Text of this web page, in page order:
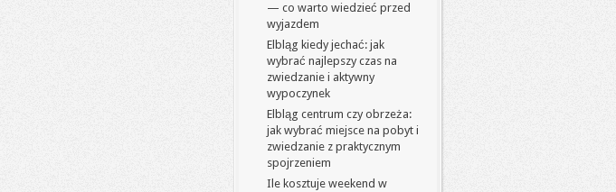
— co warto wiedzieć przed
wyjazdem
Elbląg kiedy jechać: jak
wybrać najlepszy czas na
zwiedzanie i aktywny
wypoczynek
Elbląg centrum czy obrzeża:
jak wybrać miejsce na pobyt i
zwiedzanie z praktycznym
spojrzeniem
Ile kosztuje weekend w